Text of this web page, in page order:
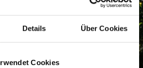
Details Über Cookies
Cookies